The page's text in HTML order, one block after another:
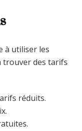
à utiliser les
trouver des tarifs
réduits.